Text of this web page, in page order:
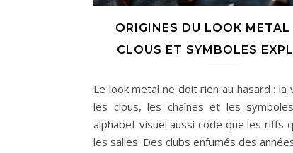
ORIGINES DU LOOK METAL
CLOUS ET SYMBOLES
Le look metal ne doit rien au hasard : la
les clous, les chaînes et les
alphabet visuel aussi codé que les riffs
les salles. Des clubs enfumés des